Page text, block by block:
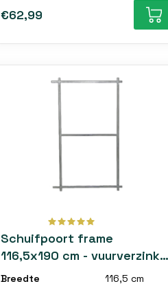
€62,99
Schuifpoort frame
116,5x190 cm - vuurverzinkt
staal 2mm - poortframe
Breedte
116,5 cm